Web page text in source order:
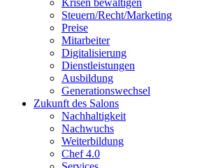
Krisen bewältigen
Steuern/Recht/Marketing
Preise
Mitarbeiter
Digitalisierung
Dienstleistungen
Ausbildung
Generationswechsel
Zukunft des Salons
Nachhaltigkeit
Nachwuchs
Weiterbildung
Chef 4.0